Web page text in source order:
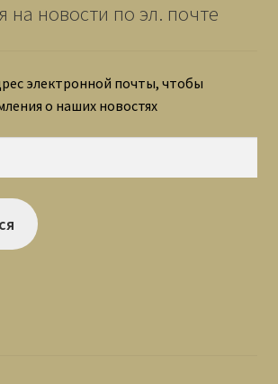
на новости по эл. почте
электронной почты, чтобы
о наших новостях